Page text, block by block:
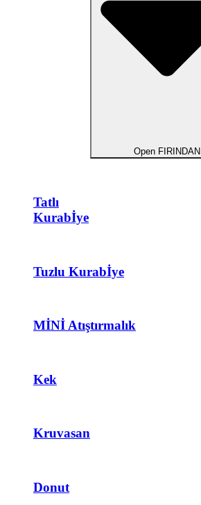
Open FIRINDAN
Tatlı
Kurabİye
Tuzlu Kurabİye
MİNİ Atıştırmalık
Kek
Kruvasan
Donut